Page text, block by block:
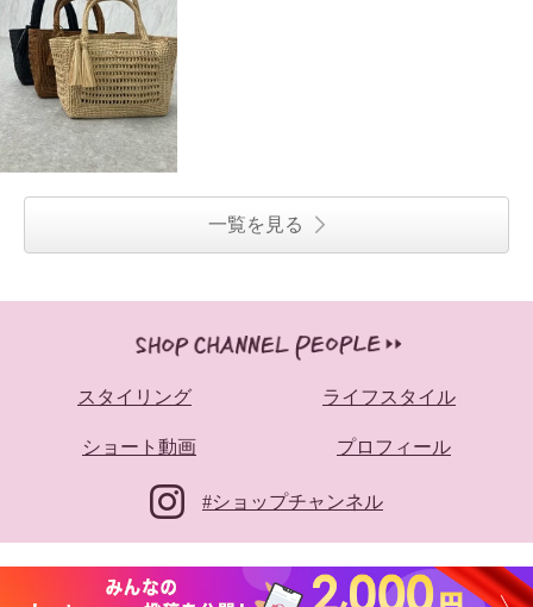
一覧を見る
スタイリング ライフスタイル
ショート動画 プロフィール
#ショップチャンネル